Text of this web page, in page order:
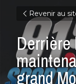
Revenir au
Derrière
grand